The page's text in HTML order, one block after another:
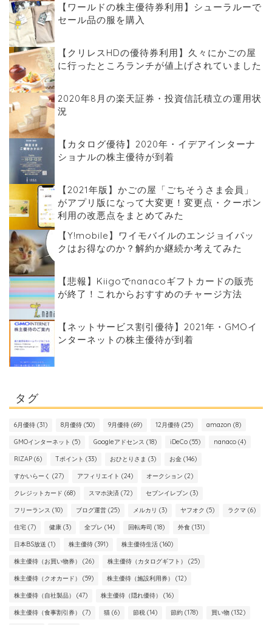
【ワールドの株主優待券利用】シューラルーで
セール品の服を購入
【クリレスHDの優待券利用】久々にかごの屋
に行ったところランチが値上げされていました
2020年8月の楽天証券・投資信託積立の運用状
況
【カタログ優待】2020年・イデアインターナ
ショナルの株主優待が到着
【2021年版】かごの屋「ごちそうさま会員」
がアプリ版になって大変更！変更点・クーポン
利用の改悪点をまとめてみた
【Y!mobile】ワイモバイルのエンジョイパッ
クはお得なのか？解約か継続か考えてみた
【悲報】Kiigoでnanacoギフトカードの販売
が終了！これからおすすめのチャージ方法
【ネットサービス割引優待】2021年・GMOイ
ンターネットの株主優待が到着
タグ
6月優待 (31) 8月優待 (50) 9月優待 (69) 12月優待 (25) amazon (8)
GMOインターネット (5) Googleアドセンス (18) iDeCo (55) nanaco (4)
RIZAP (6) Tポイント (33) おひとりさま (3) お金 (146)
すかいらーく (27) アフィリエイト (24) オークション (2)
クレジットカード (68) スマホ決済 (72) セブンイレブン (3)
フリーランス (10) ブログ運営 (25) メルカリ (3) ヤフオク (5) ラクマ (6)
住宅 (7) 健康 (3) 全プレ (14) 回転寿司 (18) 外食 (131)
日本BS放送 (1) 株主優待 (391) 株主優待生活 (160)
株主優待（お買い物券） (26) 株主優待（カタログギフト） (25)
株主優待（クオカード） (59) 株主優待（施設利用券） (12)
株主優待（自社製品） (47) 株主優待（隠れ優待） (16)
株主優待（食事割引券） (7) 猫 (6) 節税 (14) 節約 (178) 買い物 (132)